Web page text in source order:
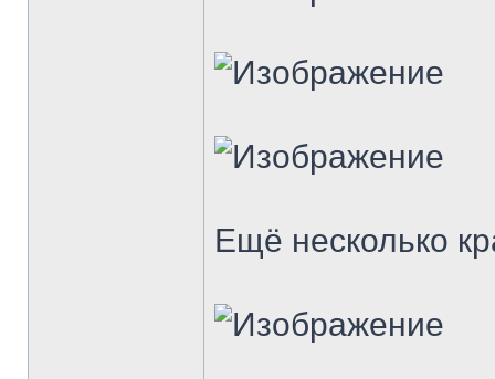
Ещё несколько